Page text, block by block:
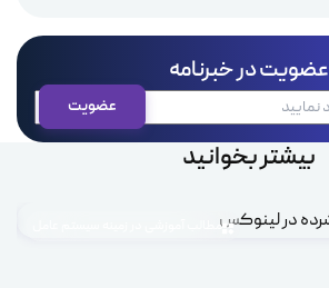
عضویت در خبرنامه
بیشتر بخوانید
مطالب آموزشی در زمینه سیستم عامل